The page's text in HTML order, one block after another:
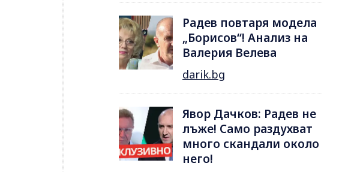
Радев повтаря модела
„Борисов“! Анализ на
Валерия Велева
darik.bg
Явор Дачков: Радев не
лъже! Само раздухват
много скандали около
него!